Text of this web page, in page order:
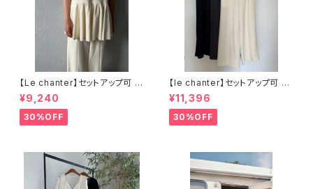
【Le chanter】セットアップ可 カ
ットジョーゼットペプラムトップス
¥9,240
30%OFF
【le chanter】セットアップ可 カ
ットジョーゼットセンタープレス
イージーパンツ
¥11,396
30%OFF